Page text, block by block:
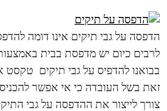
הדפסה על גבי תיקים אינו דומה
לרבים כיום יש מדפסת בבית
בבואנו להדפיס על גבי תיקים טקסט
זאת בשל העובדה כי אי אפשר
צורך לייצור את ההדפסה על גבי